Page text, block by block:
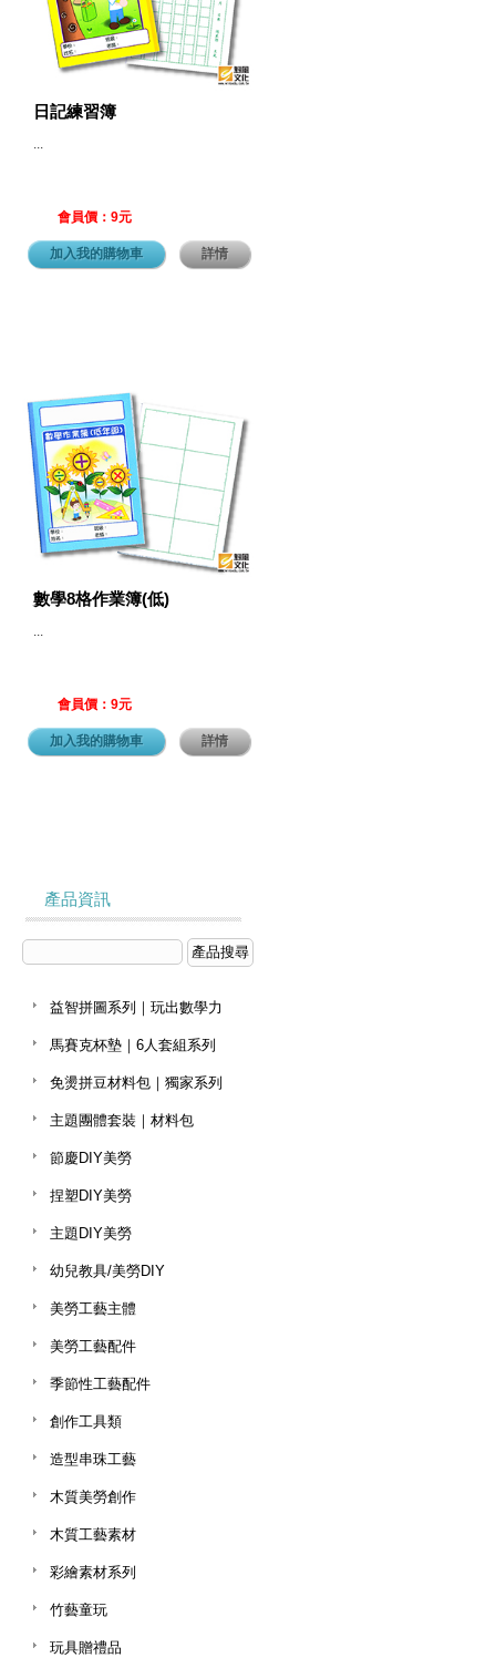
日記練習簿
...
會員價：9元
加入我的購物車 詳情
數學8格作業簿(低)
...
會員價：9元
加入我的購物車 詳情
產品資訊
益智拼圖系列｜玩出數學力
馬賽克杯墊｜6人套組系列
免燙拼豆材料包｜獨家系列
主題團體套裝｜材料包
節慶DIY美勞
捏塑DIY美勞
主題DIY美勞
幼兒教具/美勞DIY
美勞工藝主體
美勞工藝配件
季節性工藝配件
創作工具類
造型串珠工藝
木質美勞創作
木質工藝素材
彩繪素材系列
竹藝童玩
玩具贈禮品